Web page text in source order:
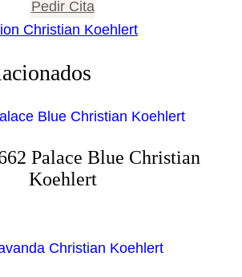
Pedir Cita
Christian Koehlert
Palace Blue Christian
Koehlert